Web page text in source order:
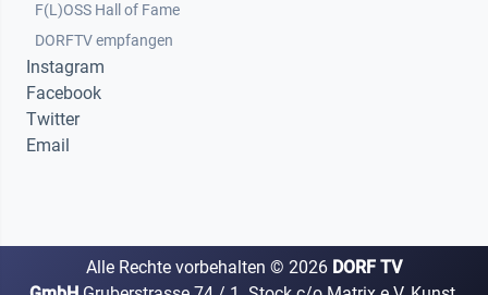
F(L)OSS Hall of Fame
Footer 4
DORFTV empfangen
Instagram
Facebook
Twitter
Email
Alle Rechte vorbehalten © 2026 DORF TV